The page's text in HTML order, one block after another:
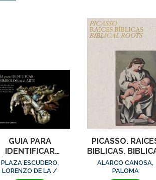
GUIA PARA
IDENTIFICAR
SÍMBOLOS EN EL
ARTE
PLAZA ESCUDERO,
LORENZO DE LA /
PICASSO.
BIBLICAS.
ROOTS
ALARCO CANOSA,
PALOMA